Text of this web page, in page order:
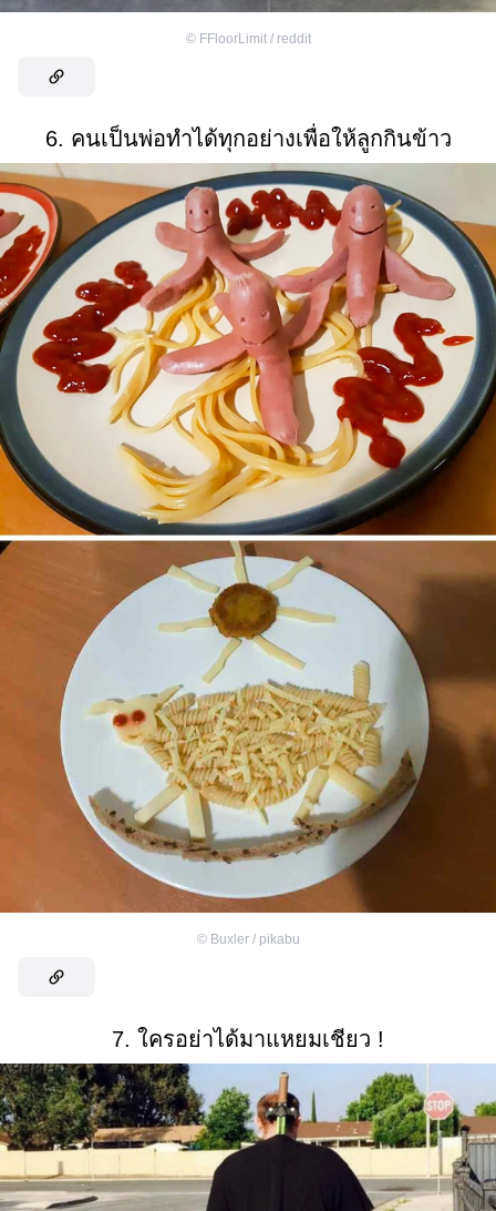
© FFloorLimit / reddit
6. คนเป็นพ่อทำได้ทุกอย่างเพื่อให้ลูกกินข้าว
© Buxler / pikabu
7. ใครอย่าได้มาแหยมเชียว !